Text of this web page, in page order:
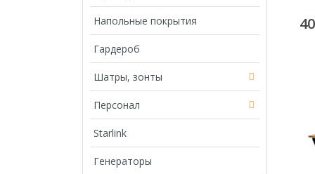
Напольные покрытия
Гардероб
Шатры, зонты
Персонал
Starlink
Генераторы